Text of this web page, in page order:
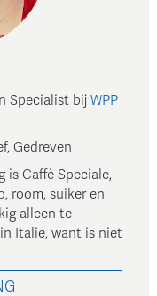
Specialist bij WPP
Gedreven
Caffè Speciale,
room, suiker en
alleen te
Italie, want is niet